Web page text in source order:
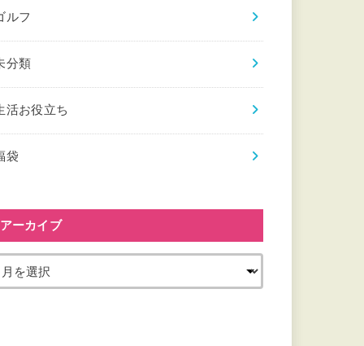
ルフ
分類
活お役立ち
袋
アーカイブ